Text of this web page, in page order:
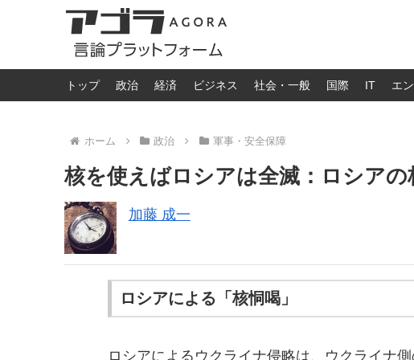
トップ 政治 経済 ビジネス 社会・一般 国際 IT エ
ホーム 政治 軍事・安全保障
核を使えばロシアは全滅：ロシア
加藤 成一
ロシアによる「核恫喝」
ロシアによるウクライナ侵略は、ウクライナ